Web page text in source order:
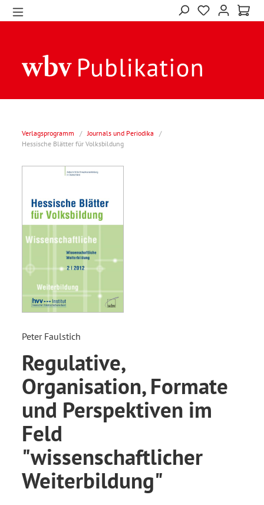
Verlagsprogramm / Journals und Periodika
/
Hessische Blätter für Volksbildung
Peter Faulstich
Regulative,
Organisation, Formate
und Perspektiven im
Feld
"wissenschaftlicher
Weiterbildung"